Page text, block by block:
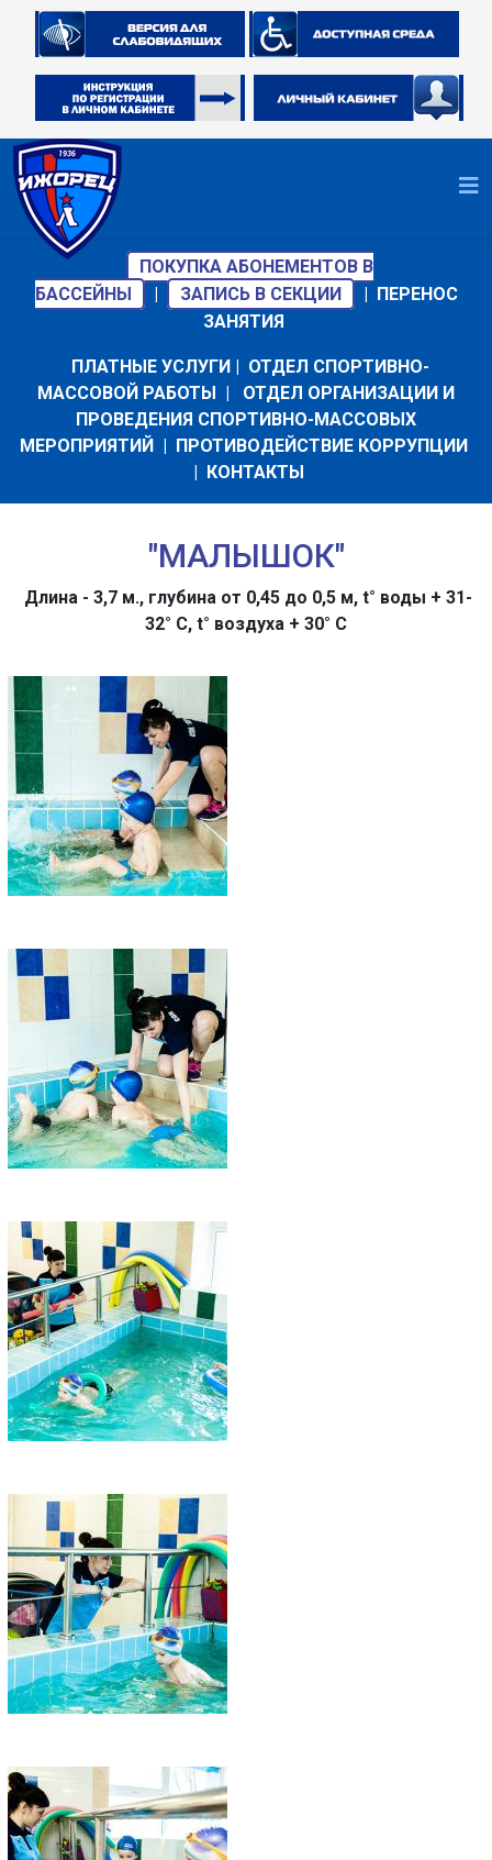
ПОКУПКА АБОНЕМЕНТОВ В
БАССЕЙНЫ
| ЗАПИСЬ В СЕКЦИИ | ПЕРЕНОС
ЗАНЯТИЯ
ПЛАТНЫЕ УСЛУГИ | ОТДЕЛ СПОРТИВНО-
МАССОВОЙ РАБОТЫ | ОТДЕЛ ОРГАНИЗАЦИИ И
ПРОВЕДЕНИЯ СПОРТИВНО-МАССОВЫХ
МЕРОПРИЯТИЙ | ПРОТИВОДЕЙСТВИЕ КОРРУПЦИИ
| КОНТАКТЫ
"МАЛЫШОК"
Длина - 3,7 м., глубина от 0,45 до 0,5 м, t° воды + 31-
32° C, t° воздуха + 30° C